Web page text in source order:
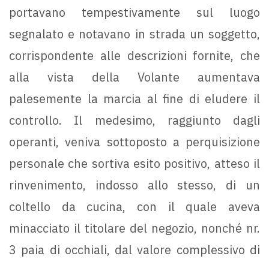
portavano tempestivamente sul luogo
segnalato e notavano in strada un soggetto,
corrispondente alle descrizioni fornite, che
alla vista della Volante aumentava
palesemente la marcia al fine di eludere il
controllo. Il medesimo, raggiunto dagli
operanti, veniva sottoposto a perquisizione
personale che sortiva esito positivo, atteso il
rinvenimento, indosso allo stesso, di un
coltello da cucina, con il quale aveva
minacciato il titolare del negozio, nonché nr.
3 paia di occhiali, dal valore complessivo di